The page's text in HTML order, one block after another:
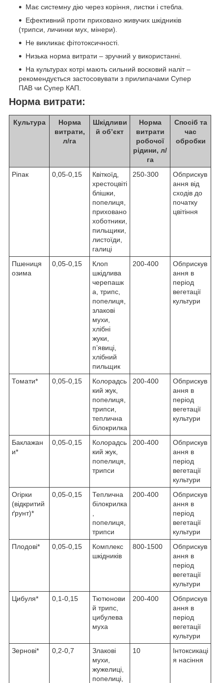
Має системну дію через коріння, листки і стебла.
Ефективний проти приховано живучих шкідників
(трипси, личинки мух, мінери).
Не викликає фітотоксичності.
Низька норма витрати – зручний у використанні.
На культурах котрі мають сильний восковий наліт –
рекомендується застосовувати з прилипачами Супер
ПАВ чи Супер КАП.
Норма витрати:
Культура
Норма
витрати,
л/га
Шкідливи
й об’єкт
Норма
витрати
робочої
рідини, л/
га
Спосіб та
час
обробки
Ріпак 0,05-0,15
Квіткоїд,
хрестоцвіті
блішки,
попелиця,
приховано
хоботники,
пильщики,
листоїди,
галиці
250-300
Обприскув
ання від
сходів до
початку
цвітіння
Пшениця
озима
0,05-0,15
Клоп
шкідлива
черепашк
а, трипс,
попелиця,
злакові
мухи,
хлібні
жуки,
п’явиці,
хлібний
пильщик
200-400
Обприскув
ання в
період
вегетації
культури
Томати* 0,05-0,15
Колорадсь
кий жук,
попелиця,
трипси,
теплична
білокрилка
200-400
Обприскув
ання в
період
вегетації
культури
Баклажан
и*
0,05-0,15
Колорадсь
кий жук,
попелиця,
трипси
200-400
Обприскув
ання в
період
вегетації
культури
Огірки
(відкритий
ґрунт)*
0,05-0,15
Теплична
білокрилка
попелиця,
трипси
200-400
Обприскув
ання в
період
вегетації
культури
Плодові*
0,05-0,15
Комплекс
шкідників
800-1500
Обприскув
ання в
період
вегетації
культури
Цибуля*
0,1-0,15
Тютюнови
й трипс,
цибулева
муха
200-400
Обприскув
ання в
період
вегетації
культури
Зернові*
0,2-0,7
Злакові
мухи,
жужелиці,
попелиці,
10
Інтоксикаці
я насіння